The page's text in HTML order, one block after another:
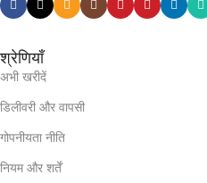
श्रेणियाँ
अभी खरीदें
डिलीवरी और वापसी
गोपनीयता नीति
नियम और शर्तें